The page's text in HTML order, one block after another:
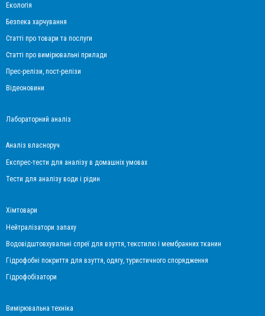
Екологія
Безпека харчування
Статті про товари та послуги
Статті про вимірювальні прилади
Прес-релізи, пост-релізи
Відеоновини
Лабораторний аналіз
Аналіз власноруч
Експрес-тести для аналізу в домашніх умовах
Тести для аналізу води і рідин
Хімтовари
Нейтралізатори запаху
Водовідштовхувальні спреї для взуття, текстилю і мембранних тканин
Гідрофобні покриття для взуття, одягу, туристичного спорядження
Гідрофобізатори
Вимірювальна техніка